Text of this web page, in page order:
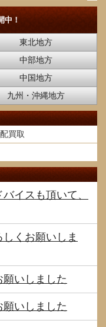
中！
東北地方
中部地方
中国地方
九州・沖縄地方
買取
イスも頂いて、
くお願いしま
いしました
いしました